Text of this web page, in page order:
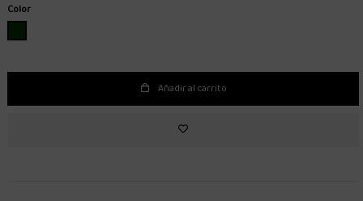
Color
Añadir al carrito